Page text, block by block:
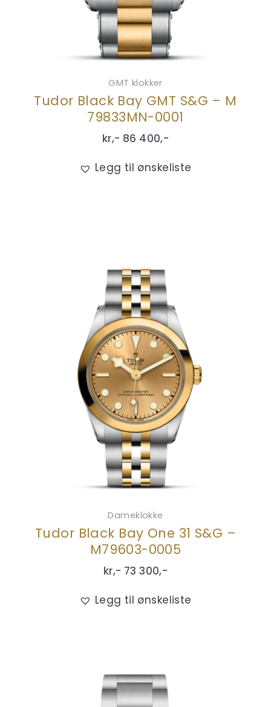
GMT klokker
Tudor Black Bay GMT S&G – M
79833MN-0001
kr,- 86 400,-
Legg til ønskeliste
Dameklokke
Tudor Black Bay One 31 S&G –
M79603-0005
kr,- 73 300,-
Legg til ønskeliste